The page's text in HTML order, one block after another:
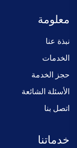
معلومة
نبذة عنا
الخدمات
حجز الخدمة
الأسئلة الشائعة
اتصل بنا
خدماتنا